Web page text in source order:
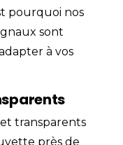
pourquoi nos
sont
à vos
transparents
près de